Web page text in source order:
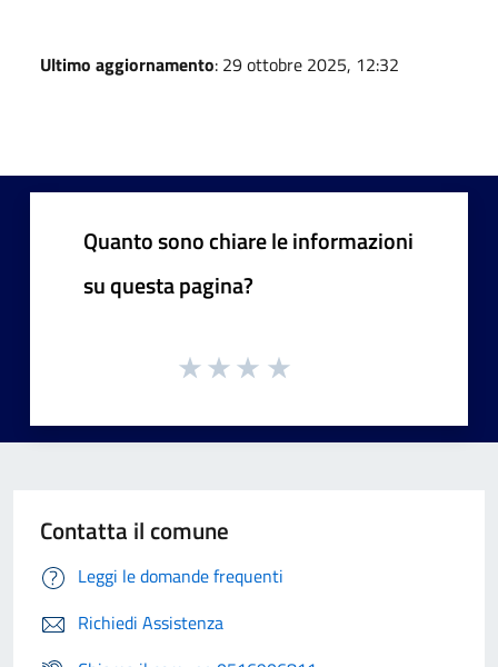
Ultimo aggiornamento: 29 ottobre 2025, 12:32
Quanto sono chiare le informazioni
su questa pagina?
Contatta il comune
Leggi le domande frequenti
Richiedi Assistenza